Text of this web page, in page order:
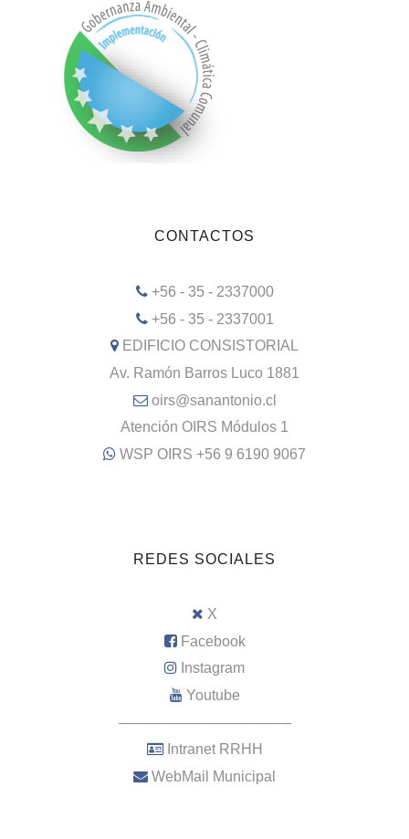
CONTACTOS
+56 - 35 - 2337000
+56 - 35 - 2337001
EDIFICIO CONSISTORIAL
Av. Ramón Barros Luco 1881
oirs@sanantonio.cl
Atención OIRS Módulos 1
WSP OIRS +56 9 6190 9067
REDES SOCIALES
X
Facebook
Instagram
Youtube
–––––––––––––––––––––
Intranet RRHH
WebMail Municipal